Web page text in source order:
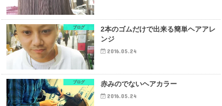
ブログ
2本のゴムだけで出来る簡単ヘアアレ
ンジ
2016.05.24
ブログ 赤みのでないヘアカラー
2016.05.24